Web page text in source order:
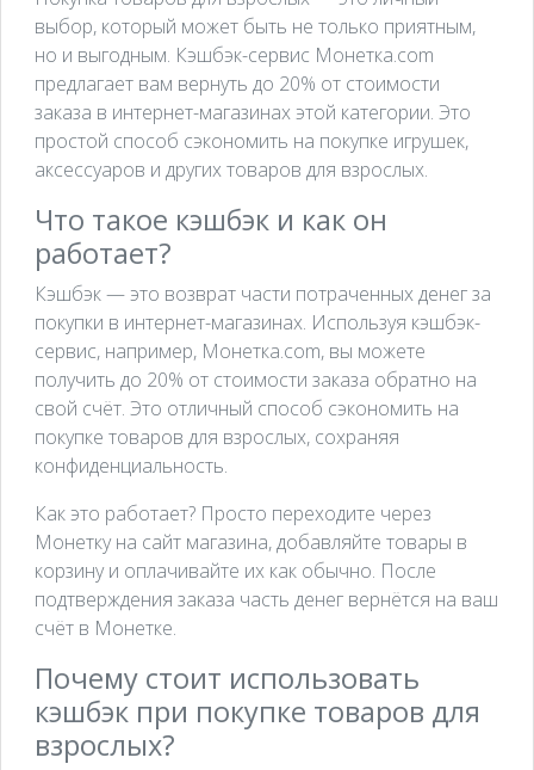
выбор, который может быть не только приятным,
но и выгодным. Кэшбэк-сервис Монетка.com
предлагает вам вернуть до 20% от стоимости
заказа в интернет-магазинах этой категории. Это
простой способ сэкономить на покупке игрушек,
аксессуаров и других товаров для взрослых.
Что такое кэшбэк и как он
работает?
Кэшбэк — это возврат части потраченных денег за
покупки в интернет-магазинах. Используя кэшбэк-
сервис, например, Монетка.com, вы можете
получить до 20% от стоимости заказа обратно на
свой счёт. Это отличный способ сэкономить на
покупке товаров для взрослых, сохраняя
конфиденциальность.
Как это работает? Просто переходите через
Монетку на сайт магазина, добавляйте товары в
корзину и оплачивайте их как обычно. После
подтверждения заказа часть денег вернётся на ваш
счёт в Монетке.
Почему стоит использовать
кэшбэк при покупке товаров для
взрослых?